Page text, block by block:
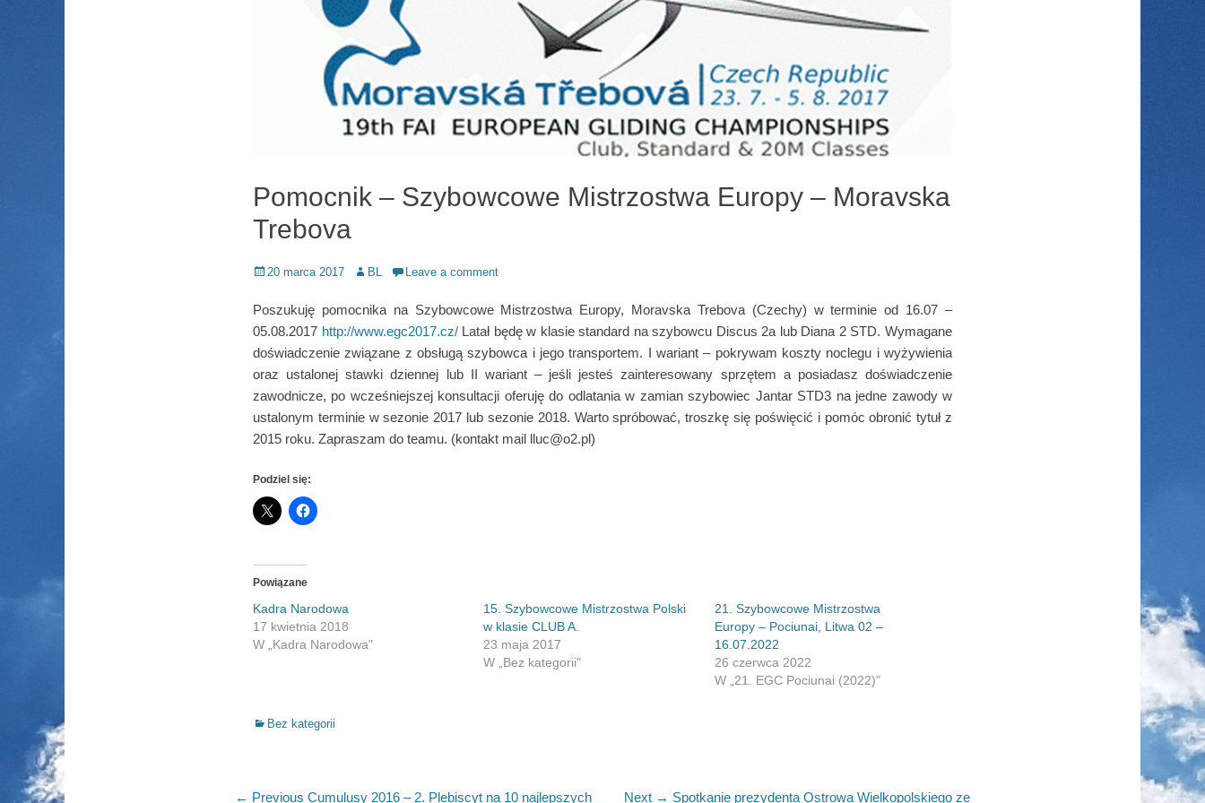
Pomocnik – Szybowcowe Mistrzostwa Europy – Moravska
Trebova
Posted
20 marca 2017 Author
BL Leave a comment
Poszukuję pomocnika na Szybowcowe Mistrzostwa Europy, Moravska Trebova (Czechy) w terminie od 16.07 –
05.08.2017 http://www.egc2017.cz/Latał będę w klasie standard na szybowcu Discus 2a lub Diana 2 STD. Wymagane
doświadczenie związane z obsługą szybowca i jego transportem. I wariant – pokrywam koszty noclegu i wyżywienia
oraz ustalonej stawki dziennej lub II wariant – jeśli jesteś zainteresowany sprzętem a posiadasz doświadczenie
zawodnicze, po wcześniejszej konsultacji oferuję do odlatania w zamian szybowiec Jantar STD3 na jedne zawody w
ustalonym terminie w sezonie 2017 lub sezonie 2018. Warto spróbować, troszkę się poświęcić i pomóc obronić tytuł z
2015 roku. Zapraszam do teamu. (kontakt mail lluc@o2.pl)
Podziel się:
Powiązane
Kadra Narodowa
17 kwietnia 2018
W „Kadra Narodowa"
15. Szybowcowe Mistrzostwa Polski
w klasie CLUB A.
23 maja 2017
W „Bez kategorii"
21. Szybowcowe Mistrzostwa
Europy – Pociunai, Litwa 02 –
16.07.2022
26 czerwca 2022
W „21. EGC Pociunai (2022)"
Categories
Bez kategorii
← Previous Previous
Cumulusy 2016 – 2. Plebiscyt na 10 najlepszych Next → Next
Spotkanie prezydenta Ostrowa Wielkopolskiego ze